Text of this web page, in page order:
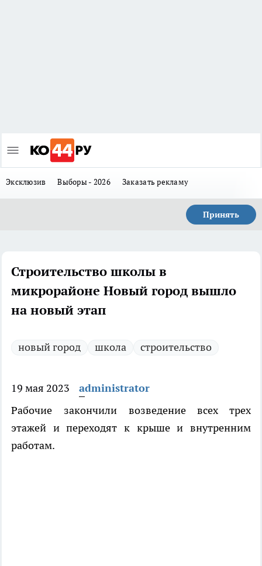
Эксклюзив Выборы - 2026 Заказать рекламу
Принять
Строительство школы в
микрорайоне Новый город вышло
на новый этап
новый город школа строительство
19 мая 2023
administrator
Рабочие закончили возведение всех трех
этажей и переходят к крыше и внутренним
работам.